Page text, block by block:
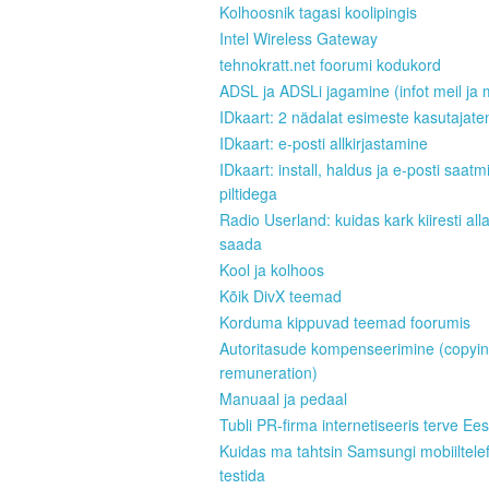
Kolhoosnik tagasi koolipingis
Intel Wireless Gateway
tehnokratt.net foorumi kodukord
ADSL ja ADSLi jagamine (infot meil ja
IDkaart: 2 nädalat esimeste
IDkaart: e-posti allkirjastamine
IDkaart: install, haldus ja e-posti
piltidega
Radio Userland: kuidas kark kiiresti alla
saada
Kool ja kolhoos
Kõik DivX teemad
Korduma kippuvad teemad foorumis
Autoritasude kompenseerimine
remuneration)
Manuaal ja pedaal
Tubli PR-firma internetiseeris terve
Kuidas ma tahtsin Samsungi
testida